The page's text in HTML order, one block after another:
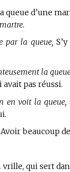
queue d’une
par la queue,
la
pas réussi.
en voit la queue,
Avoir beaucoup
qui sert